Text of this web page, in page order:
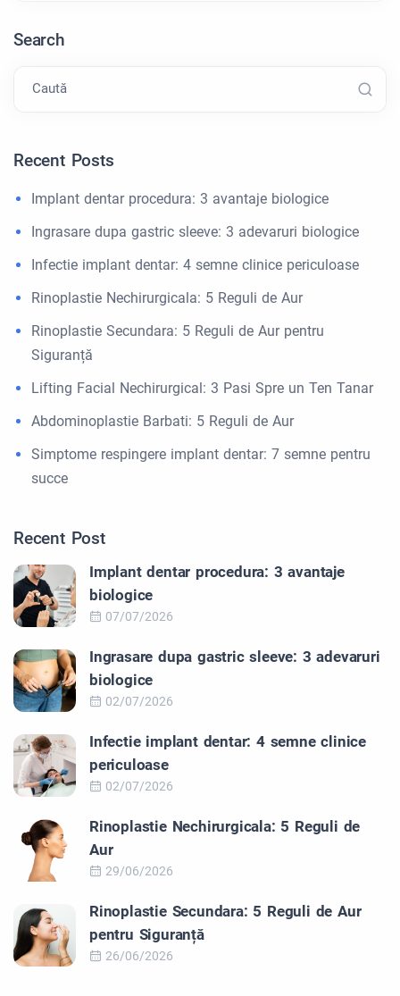
Search
Caută
Recent Posts
Implant dentar procedura: 3 avantaje biologice
Ingrasare dupa gastric sleeve: 3 adevaruri biologice
Infectie implant dentar: 4 semne clinice periculoase
Rinoplastie Nechirurgicala: 5 Reguli de Aur
Rinoplastie Secundara: 5 Reguli de Aur pentru
Siguranță
Lifting Facial Nechirurgical: 3 Pasi Spre un Ten Tanar
Abdominoplastie Barbati: 5 Reguli de Aur
Simptome respingere implant dentar: 7 semne pentru
succe
Recent Post
Implant dentar procedura: 3 avantaje
biologice
07/07/2026
Ingrasare dupa gastric sleeve: 3 adevaruri
biologice
02/07/2026
Infectie implant dentar: 4 semne clinice
periculoase
02/07/2026
Rinoplastie Nechirurgicala: 5 Reguli de
Aur
29/06/2026
Rinoplastie Secundara: 5 Reguli de Aur
pentru Siguranță
26/06/2026